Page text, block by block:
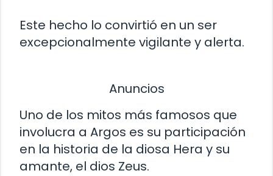
Este hecho lo convirtió en un ser
excepcionalmente vigilante y alerta.
Anuncios
Uno de los mitos más famosos que
involucra a Argos es su participación
en la historia de la diosa Hera y su
amante, el dios Zeus.